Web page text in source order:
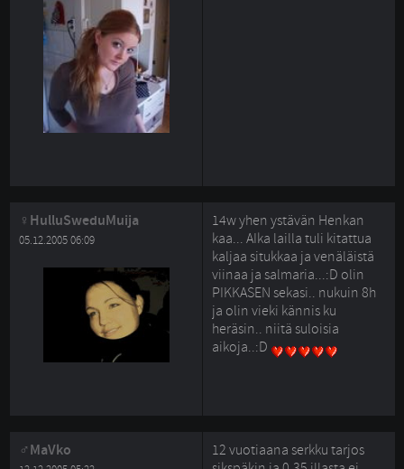
HulluSweduMuija
05.12.2005 06:09
14w yhen ystävän Henkan
kaa... AIka lailla tuli kitattua
kaljaa situkkaa ja venäläistä
viinaa ja salmaria...:D olin
PIKKASEN sekasi.. nukuin 8h
ja olin vieki kännis ku
heräsin.. niitä suloisia
aikoja..:D
MaVko
12 vuotiaana serkku tarjos